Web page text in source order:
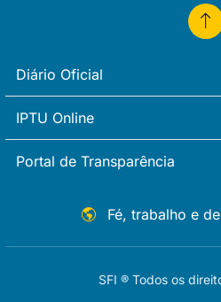
Diário Oficial
IPTU Online
Portal de Transparência
Fé, trabalho e
SFI ® Todos os